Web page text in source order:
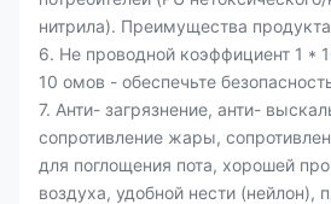
нитрила). Преимущества
6. Не проводной коэффициент 1 *
10 омов - обеспечьте
7. Анти- загрязнение, анти-
сопротивление жары,
для поглощения пота, хорошей
воздуха, удобной нести (нейлон),